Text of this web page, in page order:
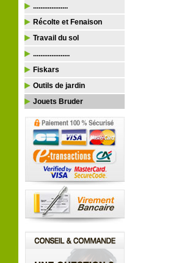
...................
Récolte et Fenaison
Travail du sol
....................
Fiskars
Outils de jardin
Jouets Bruder